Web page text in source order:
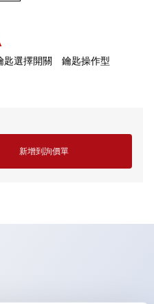
選擇開關 鑰匙操作型
新增到詢價單